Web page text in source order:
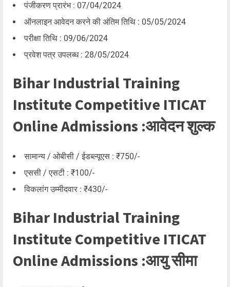
पंजीकरण प्रारंभ : 07/04/2024
ऑनलाइन आवेदन करने की अंतिम तिथि : 05/05/2024
परीक्षा तिथि : 09/06/2024
प्रवेश पत्र उपलब्ध : 28/05/2024
Bihar Industrial Training
Institute Competitive ITICAT
Online Admissions :आवेदन शुल्क
सामान्य / ओबीसी / ईडब्ल्यूएस : ₹750/-
एससी / एसटी : ₹100/-
विकलांग उम्मीदवार : ₹430/-
Bihar Industrial Training
Institute Competitive ITICAT
Online Admissions :आयु सीमा